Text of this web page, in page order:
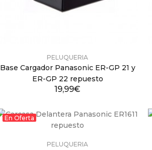
PELUQUERIA
Base Cargador Panasonic ER-GP 21 y
ER-GP 22 repuesto
19,99€
En Oferta
PELUQUERIA